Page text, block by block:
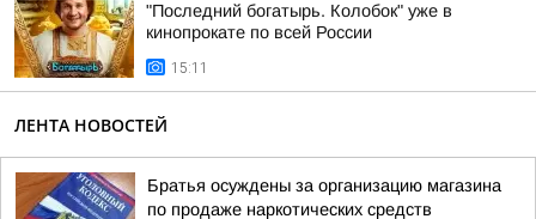
"Последний богатырь. Колобок" уже в
кинопрокате по всей России
15:11
ЛЕНТА НОВОСТЕЙ
Братья осуждены за организацию магазина
по продаже наркотических средств